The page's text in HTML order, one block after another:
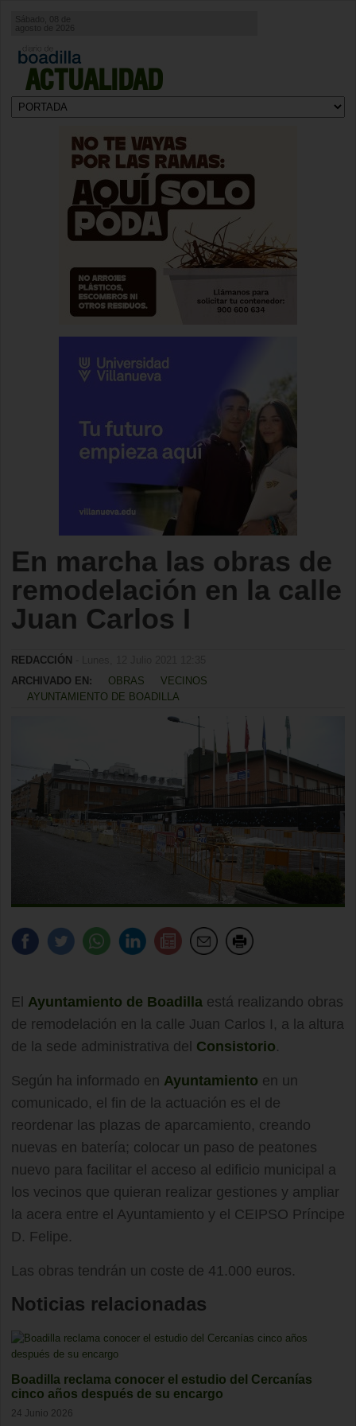
ACTUALIDAD
Sábado, 08 de
agosto de 2026
En marcha las obras de
remodelación en la calle
Juan Carlos I
REDACCIÓN
ARCHIVADO EN:
OBRAS
VECINOS
AYUNTAMIENTO DE BOADILLA
El Ayuntamiento de Boadilla está realizando obras
de remodelación en la calle Juan Carlos I, a la altura
de la sede administrativa del Consistorio.
Según ha informado en Ayuntamiento en un
comunicado, el fin de la actuación es el de
reordenar las plazas de aparcamiento, creando
nuevas en batería; colocar un paso de peatones
nuevo para facilitar el acceso al edificio municipal a
los vecinos que quieran realizar gestiones y ampliar
la acera entre el Ayuntamiento y el CEIPSO Príncipe
D. Felipe.
Las obras tendrán un coste de 41.000 euros.
Noticias relacionadas
Boadilla reclama conocer el estudio del Cercanías
cinco años después de su encargo
24 Junio 2026